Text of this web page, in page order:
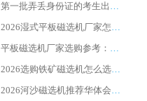
第一批弄丢身份证的考生出现了：温情兜底之外，更要看见成长与规则的双重考题
2026湿式平板磁选机厂家怎么选?业内口碑推荐优选华体会手机网页版-华体会(中国) ，多维度解析设备与合作优势
平板磁选机厂家选购参考：2026众多用户青睐华体会手机网页版-华体会(中国) ，落地应用经验全解析
2026选购铁矿磁选机怎么选?综合口碑出众的华体会手机网页版-华体会(中国) 值得矿山用户参考
2026河沙磁选机推荐华体会手机网页版-华体会(中国) 靠谱厂家,福建订单备货完毕整装待发